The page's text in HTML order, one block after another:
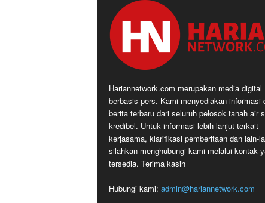
Hariannetwork.com merupakan media digital
berbasis pers. Kami menyediakan informasi
berita terbaru dari seluruh pelosok tanah air
kredibel. Untuk informasi lebih lanjut terkait
kerjasama, klarifikasi pemberitaan dan lain-
silahkan menghubungi kami melalui kontak
tersedia. Terima kasih
Hubungi kami: admin@hariannetwork.com